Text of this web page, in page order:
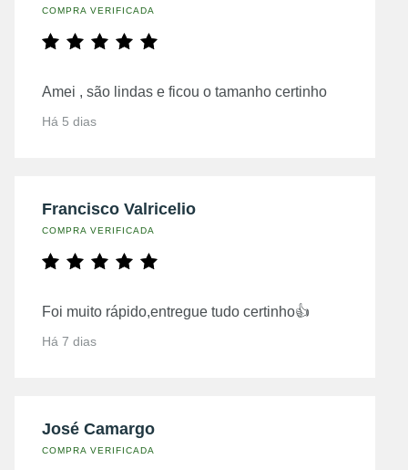
COMPRA VERIFICADA
Amei , são lindas e ficou o tamanho certinho
Há 5 dias
Francisco Valricelio
COMPRA VERIFICADA
Foi muito rápido,entregue tudo certinho👍
Há 7 dias
José Camargo
COMPRA VERIFICADA